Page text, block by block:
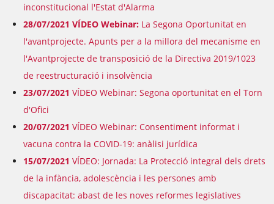
inconstitucional l'Estat d'Alarma
28/07/2021 VÍDEO Webinar: La Segona Oportunitat en
l'avantprojecte. Apunts per a la millora del mecanisme en
l'Avantprojecte de transposició de la Directiva 2019/1023
de reestructuració i insolvència
23/07/2021 VÍDEO Webinar: Segona oportunitat en el Torn
d'Ofici
20/07/2021 VÍDEO Webinar: Consentiment informat i
vacuna contra la COVID-19: anàlisi jurídica
15/07/2021 VÍDEO: Jornada: La Protecció integral dels drets
de la infància, adolescència i les persones amb
discapacitat: abast de les noves reformes legislatives